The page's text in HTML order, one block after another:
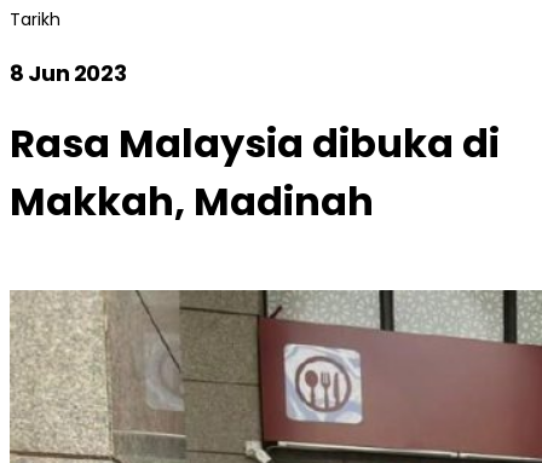
Tarikh
8 Jun 2023
Rasa Malaysia dibuka di
Makkah, Madinah